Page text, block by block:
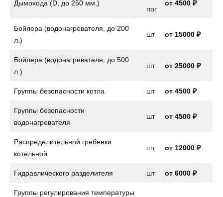
Дымохода (D, до 250 мм.)
пог
от 4500 ₽
Бойлера (водонагревателя, до 200
л.)
шт от 15000 ₽
Бойлера (водонагревателя, до 500
л.)
шт от 25000 ₽
Группы безопасности котла шт от 4500 ₽
Группы безопасности
водонагревателя
шт от 4500 ₽
Распределительной гребенки
котельной
шт от 12000 ₽
Гидравлического разделителя шт от 6000 ₽
Группы регулирования температуры